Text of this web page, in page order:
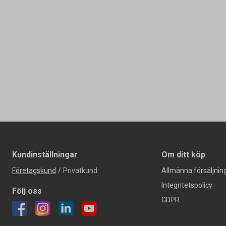
Kundinställningar
Företagskund / Privatkund
Följ oss
Om ditt köp
Allmänna
Integritetspolicy
GDPR